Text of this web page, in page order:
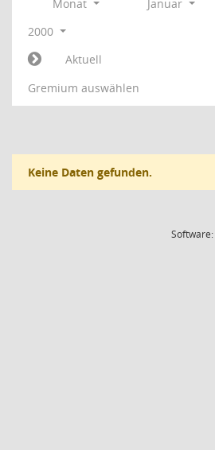
Monat
Januar
2000
Aktuell
Gremium auswählen
Keine Daten gefunden.
Software: